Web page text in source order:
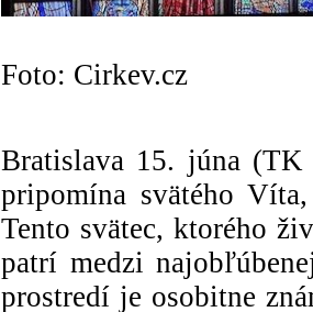
Foto: Cirkev.cz
Bratislava 15. júna
pripomína svätého
Tento svätec, ktorého
patrí medzi
prostredí je osobitne